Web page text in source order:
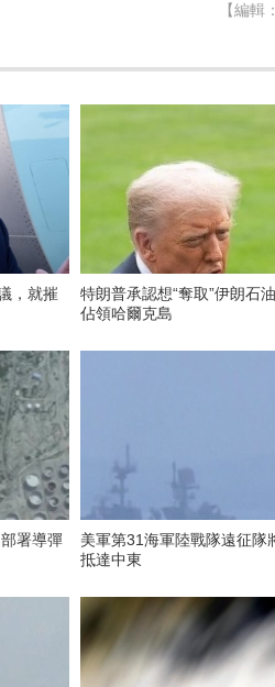
【編輯
，就摧
特朗普承認想“奪取”伊朗石
佔領哈爾克島
署導彈
美軍第31海軍陸戰隊遠征隊
抵達中東